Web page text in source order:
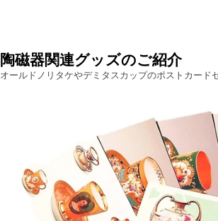
陶磁器関連グッズのご紹介
オールドノリタケやデミタスカップのポストカード